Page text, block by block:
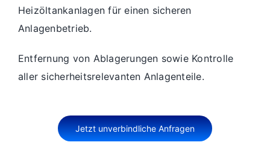
Heizöltankanlagen für einen sicheren
Anlagenbetrieb.
Entfernung von Ablagerungen sowie Kontrolle
aller sicherheitsrelevanten Anlagenteile.
Jetzt unverbindliche Anfragen